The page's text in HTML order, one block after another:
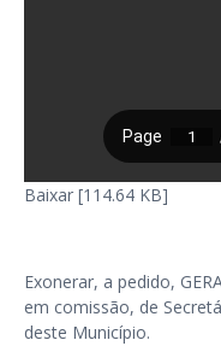
Baixar [114.64 KB]
Exonerar, a pedido,
em comissão, de
deste Município.